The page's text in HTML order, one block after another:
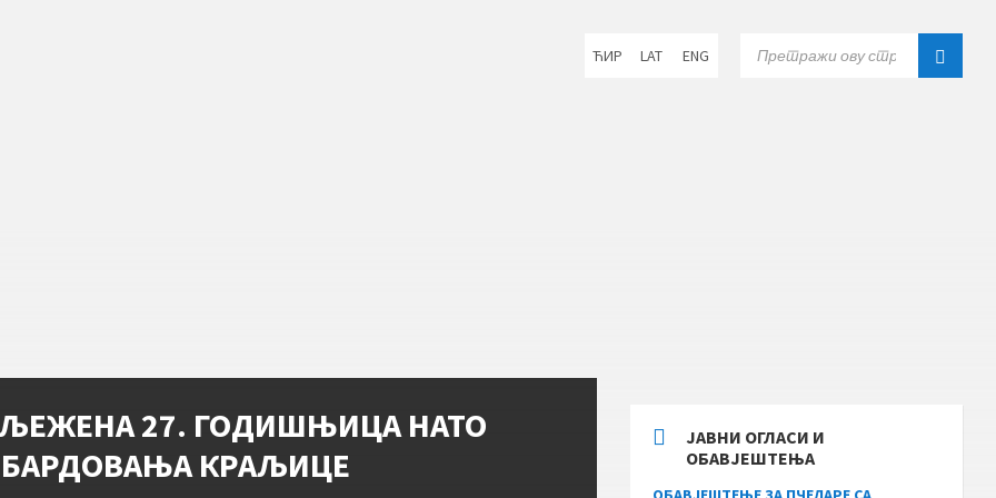
language:
ЋИР LAT ENG
27. ГОДИШЊИЦА НАТО
КРАЉИЦЕ
ЈАВНИ ОГЛАСИ И
ОБАВЈЕШТЕЊА